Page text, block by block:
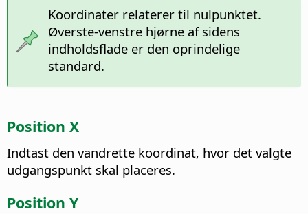
Koordinater relaterer til nulpunktet.
Øverste-venstre hjørne af sidens
indholdsflade er den oprindelige
standard.
Position X
Indtast den vandrette koordinat, hvor det valgte
udgangspunkt skal placeres.
Position Y